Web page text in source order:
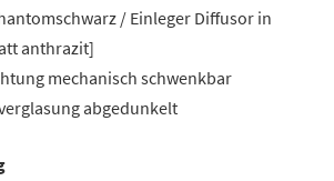
/ Einleger Diffusor in
anthrazit]
mechanisch schwenkbar
abgedunkelt